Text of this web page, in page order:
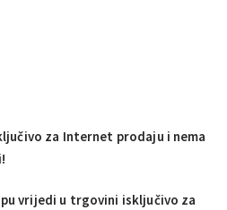
za Internet prodaju i nema
vrijedi u trgovini isključivo za